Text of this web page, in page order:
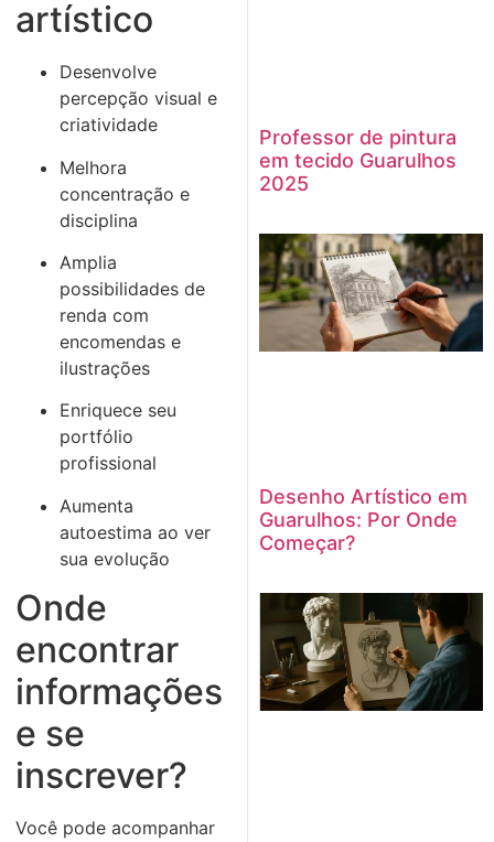
artístico
Desenvolve
percepção visual e
criatividade
Melhora
concentração e
disciplina
Amplia
possibilidades de
renda com
encomendas e
ilustrações
Enriquece seu
portfólio
profissional
Aumenta
autoestima ao ver
sua evolução
Onde
encontrar
informações
e se
inscrever?
Você pode acompanhar
Professor de pintura
em tecido Guarulhos
2025
Desenho Artístico em
Guarulhos: Por Onde
Começar?